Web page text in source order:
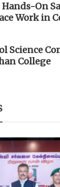
Hands-On
Work in
Science
College